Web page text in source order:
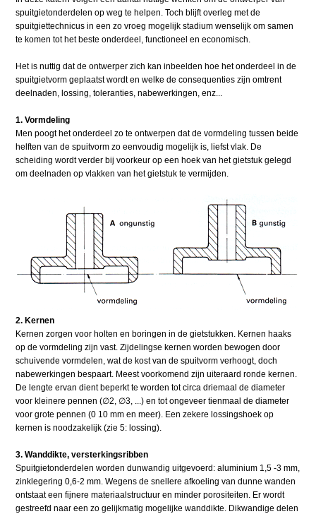
spuitgietonderdelen op weg te helpen. Toch blijft overleg met de
spuitgiettechnicus in een zo vroeg mogelijk stadium wenselijk om samen
te komen tot het beste onderdeel, functioneel en economisch.
Het is nuttig dat de ontwerper zich kan inbeelden hoe het onderdeel in de
spuitgietvorm geplaatst wordt en welke de consequenties zijn omtrent
deelnaden, lossing, toleranties, nabewerkingen, enz...
1. Vormdeling
Men poogt het onderdeel zo te ontwerpen dat de vormdeling tussen beide
helften van de spuitvorm zo eenvoudig mogelijk is, liefst vlak. De
scheiding wordt verder bij voorkeur op een hoek van het gietstuk gelegd
om deelnaden op vlakken van het gietstuk te vermijden.
2. Kernen
Kernen zorgen voor holten en boringen in de gietstukken. Kernen haaks
op de vormdeling zijn vast. Zijdelingse kernen worden bewogen door
schuivende vormdelen, wat de kost van de spuitvorm verhoogt, doch
nabewerkingen bespaart. Meest voorkomend zijn uiteraard ronde kernen.
De lengte ervan dient beperkt te worden tot circa driemaal de diameter
voor kleinere pennen (∅2, ∅3, ...) en tot ongeveer tienmaal de diameter
voor grote pennen (0 10 mm en meer). Een zekere lossingshoek op
kernen is noodzakelijk (zie 5: lossing).
3. Wanddikte, versterkingsribben
Spuitgietonderdelen worden dunwandig uitgevoerd: aluminium 1,5 -3 mm,
zinklegering 0,6-2 mm. Wegens de snellere afkoeling van dunne wanden
ontstaat een fijnere materiaalstructuur en minder porositeiten. Er wordt
gestreefd naar een zo gelijkmatig mogelijke wanddikte. Dikwandige delen